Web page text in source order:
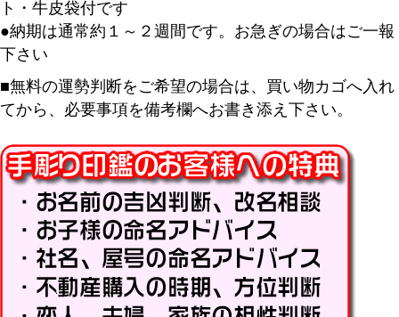
ト・牛皮袋付です
●納期は通常約１～２週間です。お急ぎの場合はご一報
下さい
■無料の運勢判断をご希望の場合は、買い物カゴへ入れ
てから、必要事項を備考欄へお書き添え下さい。
キーワード
価格
〜